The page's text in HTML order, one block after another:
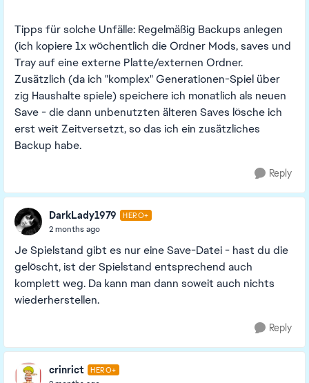
Tipps für solche Unfälle: Regelmäßig Backups anlegen
(ich kopiere 1x wöchentlich die Ordner Mods, saves und
Tray auf eine externe Platte/externen Ordner.
Zusätzlich (da ich "komplex" Generationen-Spiel über
zig Haushalte spiele) speichere ich monatlich als neuen
Save - die dann unbenutzten älteren Saves lösche ich
erst weit Zeitversetzt, so das ich ein zusätzliches
Backup habe.
Reply
DarkLady1979 HERO+
2 months ago
Je Spielstand gibt es nur eine Save-Datei - hast du die
gelöscht, ist der Spielstand entsprechend auch
komplett weg. Da kann man dann soweit auch nichts
wiederherstellen.
Reply
crinrict HERO+